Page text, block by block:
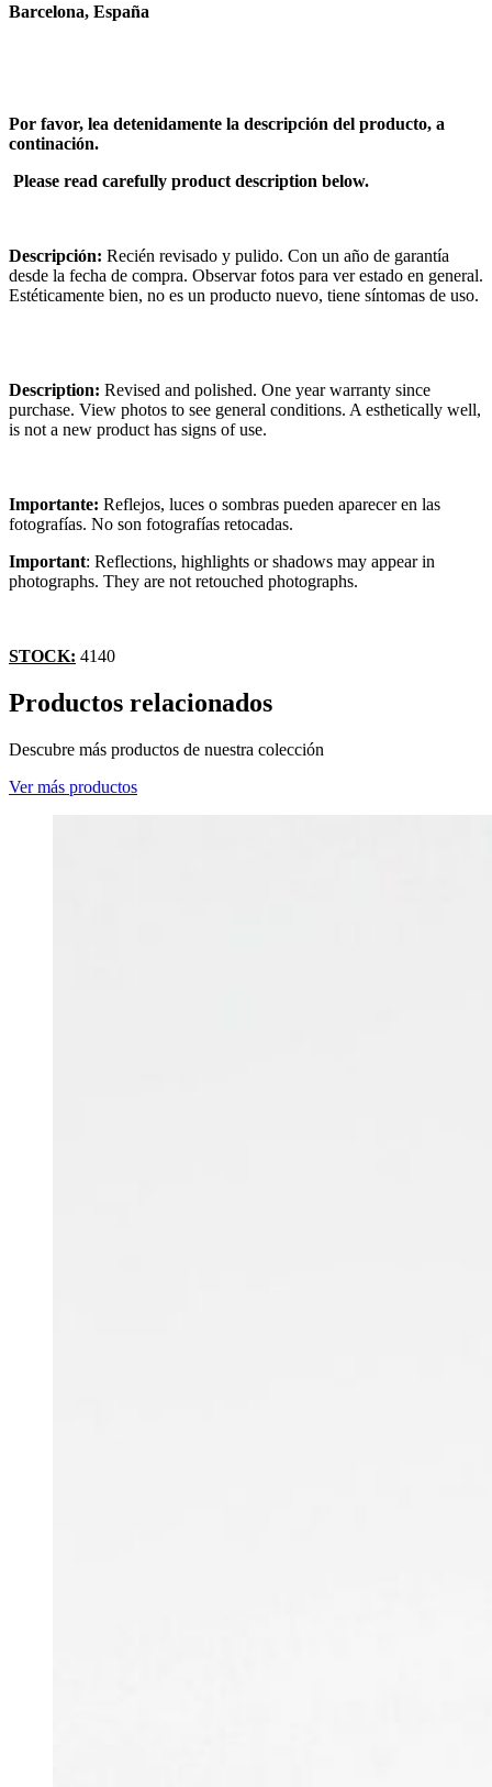
Barcelona, España
Por favor, lea detenidamente la descripción del producto, a
continación.
Please read carefully product description below.
Descripción: Recién revisado y pulido. Con un año de garantía
desde la fecha de compra. Observar fotos para ver estado en general.
Estéticamente bien, no es un producto nuevo, tiene síntomas de uso.
Description: Revised and polished. One year warranty since
purchase. View photos to see general conditions. A esthetically well,
is not a new product has signs of use.
Importante: Reflejos, luces o sombras pueden aparecer en las
fotografías. No son fotografías retocadas.
Important: Reflections, highlights or shadows may appear in
photographs. They are not retouched photographs.
STOCK: 4140
Productos relacionados
Descubre más productos de nuestra colección
Ver más productos